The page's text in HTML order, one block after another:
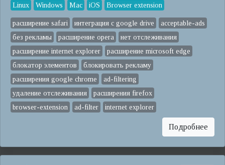
Linux Windows Mac iOS Browser extension
расширение safari интеграция с google drive
acceptable-ads
без рекламы
расширение opera
нет отслеживания
расширение internet explorer
расширение microsoft edge
блокатор элементов
блокировать рекламу
расширения google chrome
ad-filtering
удаление отслеживания
расширения firefox
browser-extension
ad-filter internet explorer
Подробнее